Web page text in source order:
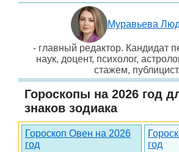
Муравьева
- главный редактор. Кандидат
наук, доцент, психолог,
стажем, публицист.
Гороскопы на 2026 год
знаков зодиака
Гороскоп Овен на 2026
год
год